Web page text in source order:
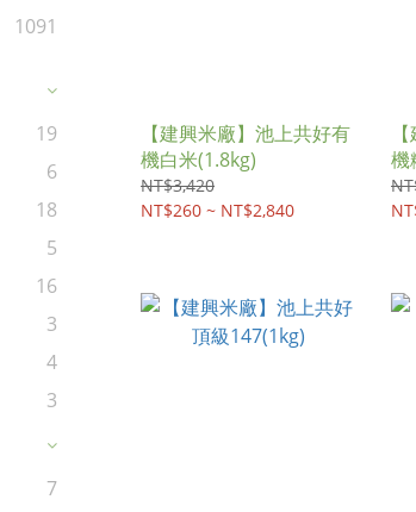
1091
19
6
18
5
16
3
4
3
7
【建興米廠】池上共好有
機白米(1.8kg)
NT$3,420
NT$260 ~ NT$2,840
機